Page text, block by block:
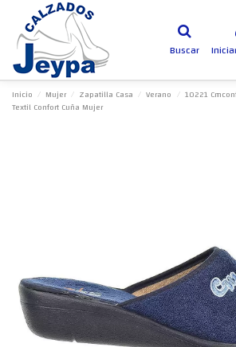
Buscar
Inicio Mujer Zapatilla Casa Verano
10221
Textil Confort Cuña Mujer